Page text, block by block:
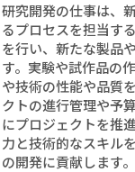
研究開発の仕事は、
るプロセスを担当す
を行い、新たな製品
す。実験や試作品の
や技術の性能や品質
クトの進行管理や予
にプロジェクトを推
力と技術的なスキル
の開発に貢献します。